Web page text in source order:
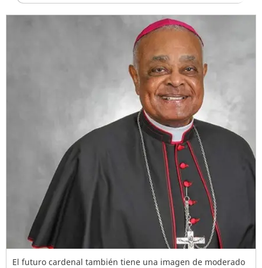
El futuro cardenal también tiene una imagen de moderado